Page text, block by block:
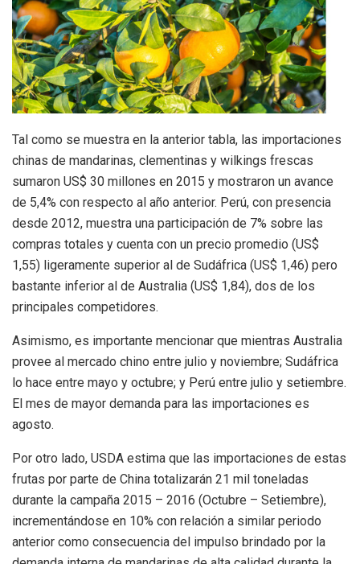
Tal como se muestra en la anterior tabla, las importaciones
chinas de mandarinas, clementinas y wilkings frescas
sumaron US$ 30 millones en 2015 y mostraron un avance
de 5,4% con respecto al año anterior. Perú, con presencia
desde 2012, muestra una participación de 7% sobre las
compras totales y cuenta con un precio promedio (US$
1,55) ligeramente superior al de Sudáfrica (US$ 1,46) pero
bastante inferior al de Australia (US$ 1,84), dos de los
principales competidores.
Asimismo, es importante mencionar que mientras Australia
provee al mercado chino entre julio y noviembre; Sudáfrica
lo hace entre mayo y octubre; y Perú entre julio y setiembre.
El mes de mayor demanda para las importaciones es
agosto.
Por otro lado, USDA estima que las importaciones de estas
frutas por parte de China totalizarán 21 mil toneladas
durante la campaña 2015 – 2016 (Octubre – Setiembre),
incrementándose en 10% con relación a similar periodo
anterior como consecuencia del impulso brindado por la